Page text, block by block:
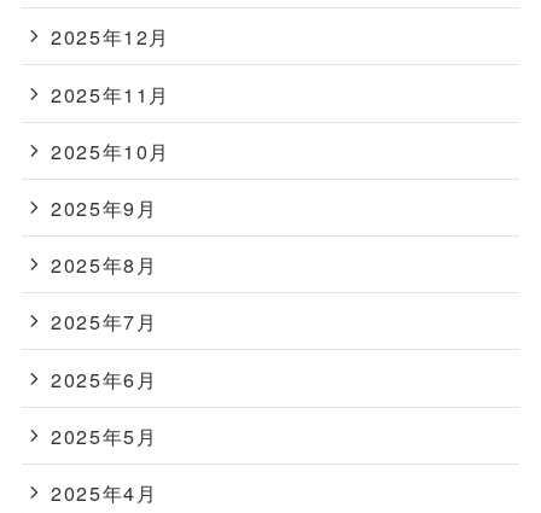
2025年12月
2025年11月
2025年10月
2025年9月
2025年8月
2025年7月
2025年6月
2025年5月
2025年4月